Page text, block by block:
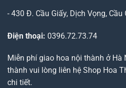
- 430 Đ. Cầu Giấy, Dịch Vọng, Cầu
Điện thoại: 0396.72.73.74
Miễn phí giao hoa nội thành ở Hà
thành vui lòng liên hệ Shop Hoa
chi tiết.